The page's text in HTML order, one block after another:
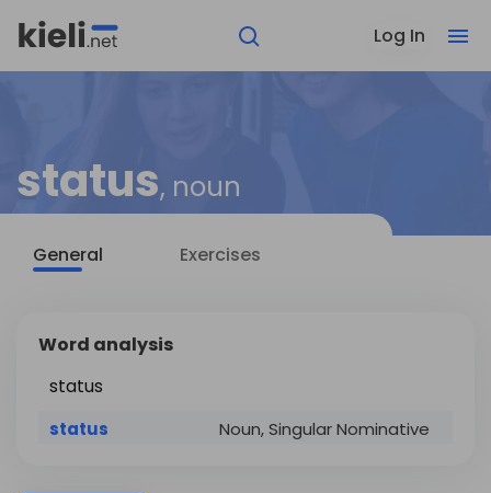
Log In
status, noun
General Exercises
Word analysis
status
status Noun, Singular Nominative